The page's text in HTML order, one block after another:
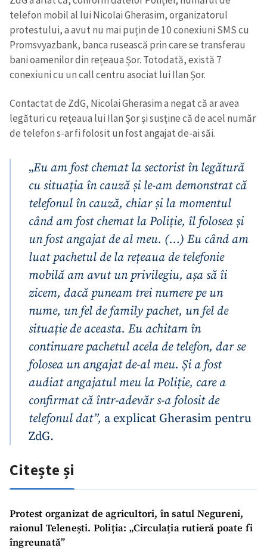
Trimite o informație
Despre ZdG
in English
на русском
telefon mobil al lui Nicolai Gherasim, organizatorul
protestului, a avut nu mai puțin de 10 conexiuni SMS cu
Promsvyazbank, banca rusească prin care se transferau
bani oamenilor din rețeaua Șor. Totodată, există 7
conexiuni cu un call centru asociat lui Ilan Șor.
Contactat de ZdG, Nicolai Gherasim a negat că ar avea
legături cu rețeaua lui Ilan Șor și susține că de acel număr
de telefon s-ar fi folosit un fost angajat de-ai săi.
„Eu am fost chemat la sectorist în legătură
cu situația în cauză și le-am demonstrat că
telefonul în cauză, chiar și la momentul
când am fost chemat la Poliție, îl folosea și
un fost angajat de al meu. (…) Eu când am
luat pachetul de la rețeaua de telefonie
mobilă am avut un privilegiu, așa să îi
zicem, dacă puneam trei numere pe un
nume, un fel de family pachet, un fel de
situație de aceasta. Eu achitam în
continuare pachetul acela de telefon, dar se
folosea un angajat de-al meu. Și a fost
audiat angajatul meu la Poliție, care a
confirmat că într-adevăr s-a folosit de
telefonul dat”, a explicat Gherasim pentru
ZdG.
Citește și
Protest organizat de agricultori, în satul Negureni,
raionul Telenești. Poliția: „Circulația rutieră poate fi
îngreunată”